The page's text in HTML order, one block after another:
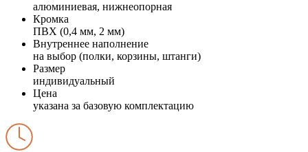
алюминиевая, нижнеопорная
Кромка
ПВХ (0,4 мм, 2 мм)
Внутреннее наполнение
на выбор (полки, корзины, штанги)
Размер
индивидуальный
Цена
указана за базовую комплектацию